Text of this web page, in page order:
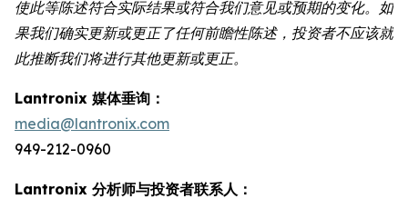
使此等陈述符合实际结果或符合我们意见或预期的变化。如
果我们确实更新或更正了任何前瞻性陈述，投资者不应该就
此推断我们将进行其他更新或更正。
Lantronix 媒体垂询：
media@lantronix.com
949-212-0960
Lantronix 分析师与投资者联系人：